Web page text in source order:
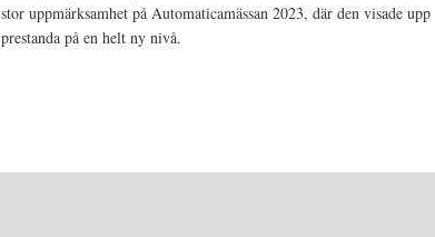
stor uppmärksamhet på Automaticamässan 2023, där den visade upp
prestanda på en helt ny nivå.